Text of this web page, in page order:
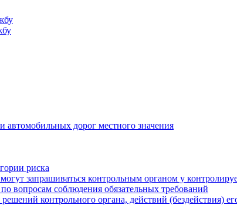
дорог местного значения
риска
запрашиваться контрольным органом у
вопросам соблюдения обязательных требований
контрольного органа, действий (бездействия)